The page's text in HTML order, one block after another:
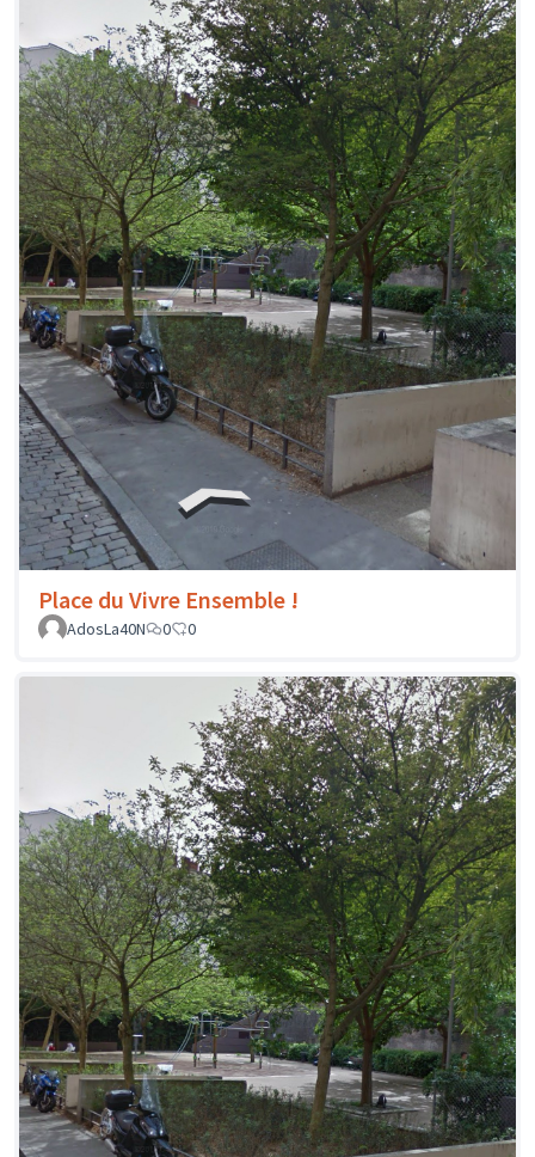
Place du Vivre Ensemble !
AdosLa40N 0 0